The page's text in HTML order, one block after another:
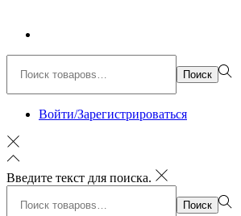
Поиск
Войти/Зарегистрироваться
Введите текст для поиска.
Поиск